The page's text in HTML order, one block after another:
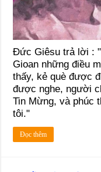
Đức Giêsu trả lời :
Gioan những điều
thấy, kẻ què được
được nghe, người
Tin Mừng, và phúc
tôi."
Đọc thêm